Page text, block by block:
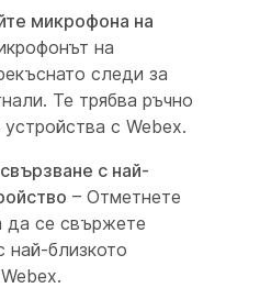
микрофона на
на
следи за
Те трябва ръчно
с Webex.
с най-
– Отметнете
да се свържете
най-близкото